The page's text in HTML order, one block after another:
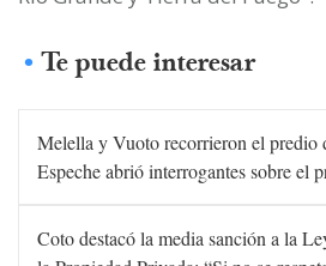
Te puede interesar
Melella y Vuoto recorrieron el predio
Espeche abrió interrogantes sobre el
Coto destacó la media sanción a la